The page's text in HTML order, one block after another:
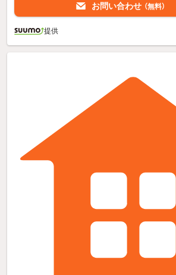
お問い合わせ （無料）
提供